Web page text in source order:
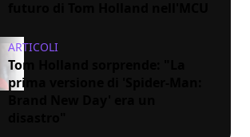
ARTICOLI
Tom Holland sorprende: "La
prima versione di 'Spider-Man: